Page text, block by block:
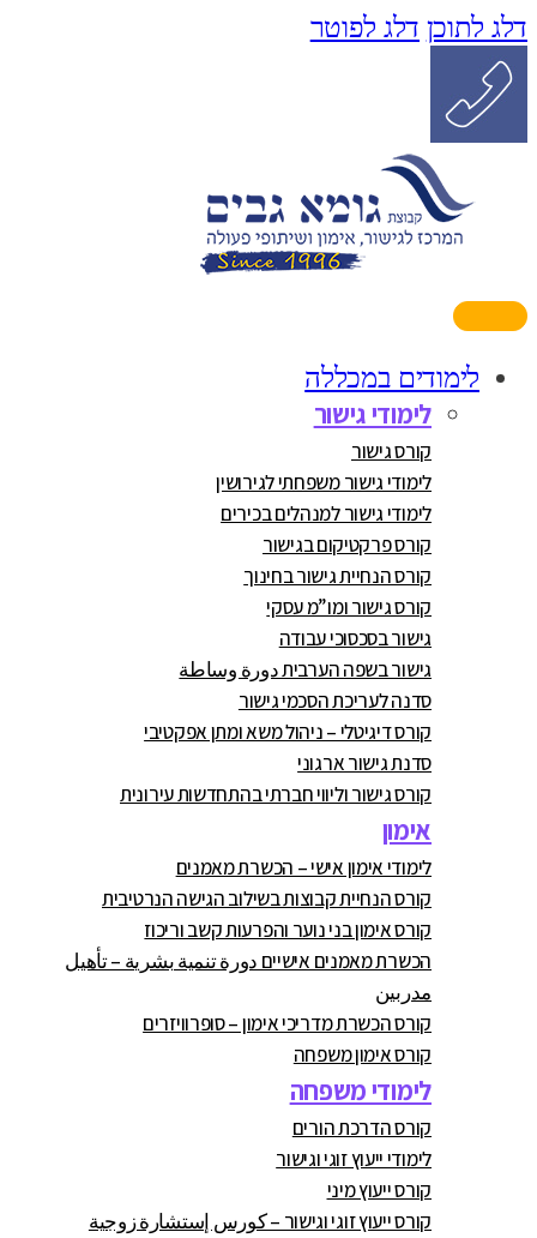
דלג לתוכן דלג לפוטר
לימודים במכללה
לימודי גישור
קורס גישור
לימודי גישור משפחתי לגירושין
לימודי גישור למנהלים בכירים
קורס פרקטיקום בגישור
קורס הנחיית גישור בחינוך
קורס גישור ומו”מ עסקי
גישור בסכסוכי עבודה
גישור בשפה הערבית دورة وساطة
סדנה לעריכת הסכמי גישור
קורס דיגיטלי – ניהול משא ומתן אפקטיבי
סדנת גישור ארגוני
קורס גישור וליווי חברתי בהתחדשות עירונית
אימון
לימודי אימון אישי – הכשרת מאמנים
קורס הנחיית קבוצות בשילוב הגישה הנרטיבית
קורס אימון בני נוער והפרעות קשב וריכוז
הכשרת מאמנים אישיים دورة تنمية بشرية – تأهيل
مدربين
קורס הכשרת מדריכי אימון – סופרוויזרים
קורס אימון משפחה
לימודי משפחה
קורס הדרכת הורים
לימודי ייעוץ זוגי וגישור
קורס ייעוץ מיני
קורס ייעוץ זוגי וגישור – كورس إستشارة زوجية